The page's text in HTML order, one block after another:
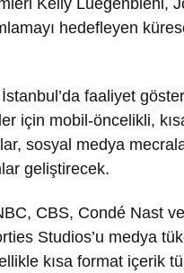
Kelly Luegenbiehl,
hedefleyen
faaliyet
için mobil-öncelikli,
sosyal medya
geliştirecek.
CBS, Condé Nast
Studios’u medya
kısa format içerik